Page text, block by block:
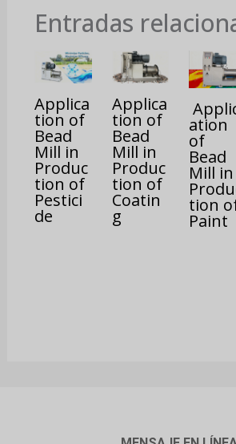
Entradas
Applica
tion of
Bead
Mill in
Produc
tion of
Pestici
de
Applica
tion of
Bead
Mill in
Produc
tion of
Coatin
g
ation
of
Bead
Mill in
tion
Paint